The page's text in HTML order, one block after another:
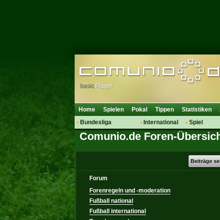
basic Player
Home Spielen Pokal Tippen Statistiken
Bundesliga
Hot News
Vereinsdiskussion
Vereinsfragen
International
Vereine
Spiel
Regeln &
Comunio.de Foren-
Beiträge
Forum
Forenregeln und -moderation
Fußball national
Fußball international